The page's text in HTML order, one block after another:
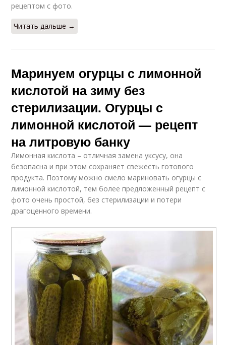
рецептом с фото.
Читать дальше →
Маринуем огурцы с лимонной
кислотой на зиму без
стерилизации. Огурцы с
лимонной кислотой — рецепт
на литровую банку
Лимонная кислота – отличная замена уксусу, она
безопасна и при этом сохраняет свежесть готового
продукта. Поэтому можно смело мариновать огурцы с
лимонной кислотой, тем более предложенный рецепт с
фото очень простой, без стерилизации и потери
драгоценного времени.